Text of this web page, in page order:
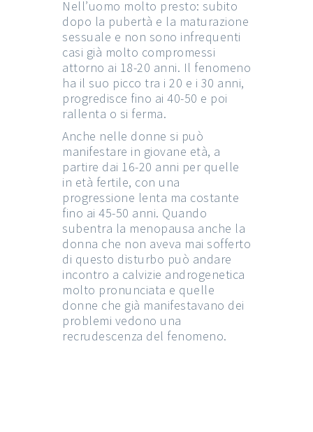
Nell’uomo molto presto: subito
dopo la pubertà e la maturazione
sessuale e non sono infrequenti
casi già molto compromessi
attorno ai 18-20 anni. Il fenomeno
ha il suo picco tra i 20 e i 30 anni,
progredisce fino ai 40-50 e poi
rallenta o si ferma.
Anche nelle donne si può
manifestare in giovane età, a
partire dai 16-20 anni per quelle
in età fertile, con una
progressione lenta ma costante
fino ai 45-50 anni. Quando
subentra la menopausa anche la
donna che non aveva mai sofferto
di questo disturbo può andare
incontro a calvizie androgenetica
molto pronunciata e quelle
donne che già manifestavano dei
problemi vedono una
recrudescenza del fenomeno.